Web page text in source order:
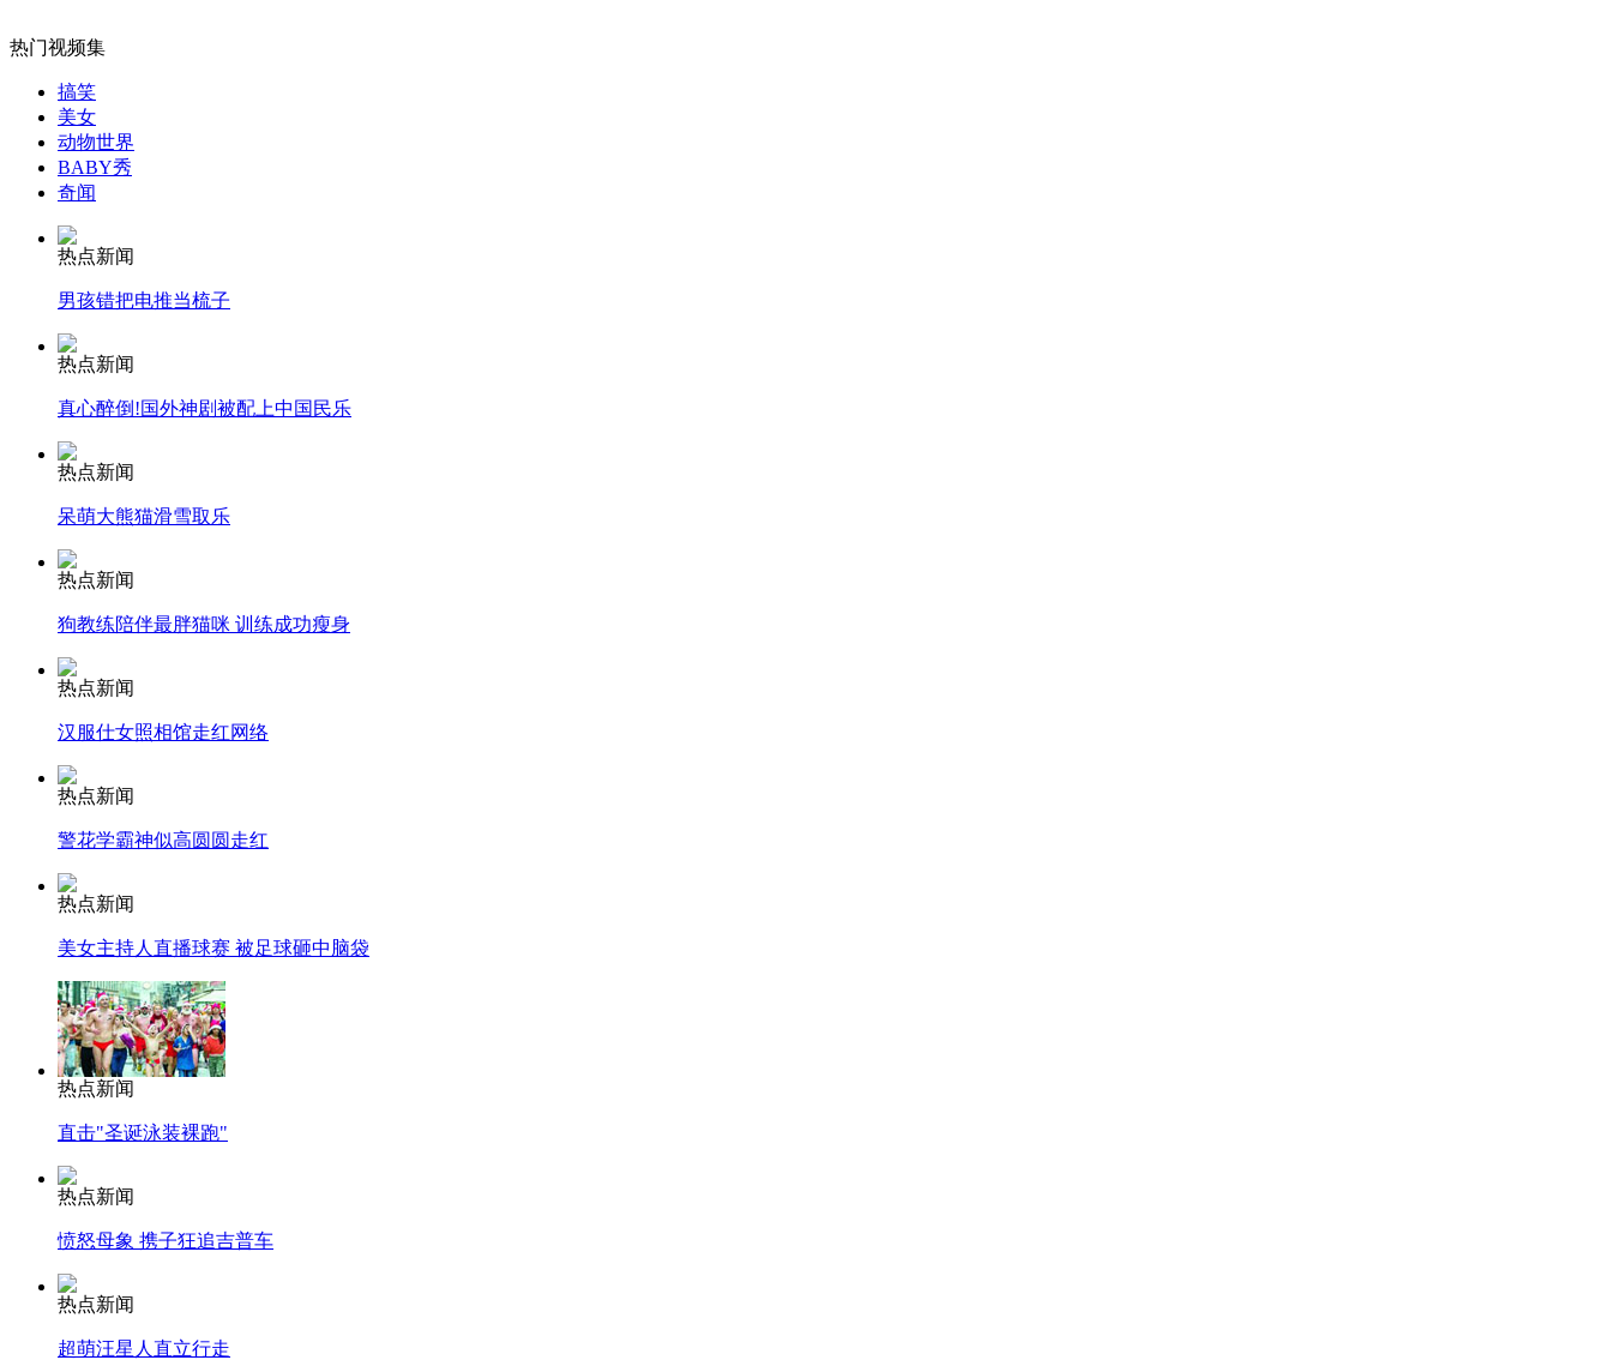
安徽一实载49人客车翻车
走！跟着总书记去植树
消防员救轻生者
司机酒驾遇交警 急速倒车逃窜
热门视频集
搞笑
美女
动物世界
BABY秀
奇闻
热点新闻
男孩错把电推当梳子
热点新闻
真心醉倒!国外神剧被配上中国民乐
热点新闻
呆萌大熊猫滑雪取乐
热点新闻
狗教练陪伴最胖猫咪 训练成功瘦身
热点新闻
汉服仕女照相馆走红网络
热点新闻
警花学霸神似高圆圆走红
热点新闻
美女主持人直播球赛 被足球砸中脑袋
热点新闻
直击"圣诞泳装裸跑"
热点新闻
愤怒母象 携子狂追吉普车
热点新闻
超萌汪星人直立行走